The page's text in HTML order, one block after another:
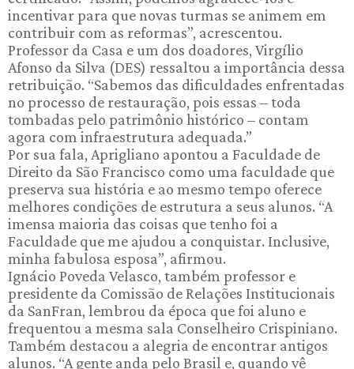
incentivar para que novas turmas se animem em
contribuir com as reformas”, acrescentou.
Professor da Casa e um dos doadores, Virgílio
Afonso da Silva (DES) ressaltou a importância dessa
retribuição. “Sabemos das dificuldades enfrentadas
no processo de restauração, pois essas – toda
tombadas pelo patrimônio histórico – contam
agora com infraestrutura adequada.”
Por sua fala, Aprigliano apontou a Faculdade de
Direito da São Francisco como uma faculdade que
preserva sua história e ao mesmo tempo oferece
melhores condições de estrutura a seus alunos. “A
imensa maioria das coisas que tenho foi a
Faculdade que me ajudou a conquistar. Inclusive,
minha fabulosa esposa”, afirmou.
Ignácio Poveda Velasco, também professor e
presidente da Comissão de Relações Institucionais
da SanFran, lembrou da época que foi aluno e
frequentou a mesma sala Conselheiro Crispiniano.
Também destacou a alegria de encontrar antigos
alunos. “A gente anda pelo Brasil e, quando vê